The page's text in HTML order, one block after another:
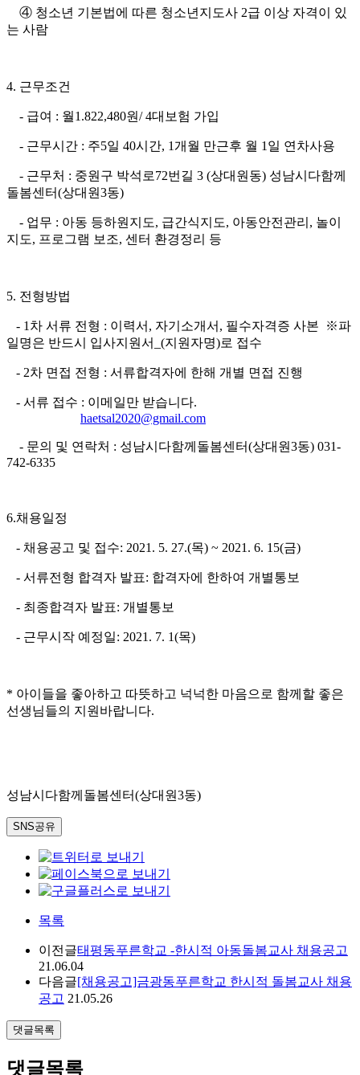
④ 청소년 기본법에 따른 청소년지도사 2급 이상 자격이 있
는 사람
4. 근무조건
- 급여 : 월1.822,480원/ 4대보험 가입
- 근무시간 : 주5일 40시간, 1개월 만근후 월 1일 연차사용
- 근무처 : 중원구 박석로72번길 3 (상대원동) 성남시다함께
돌봄센터(상대원3동)
- 업무 : 아동 등하원지도, 급간식지도, 아동안전관리, 놀이
지도, 프로그램 보조, 센터 환경정리 등
5. 전형방법
- 1차 서류 전형 : 이력서, 자기소개서, 필수자격증 사본 ※파
일명은 반드시 입사지원서_(지원자명)로 접수
- 2차 면접 전형 : 서류합격자에 한해 개별 면접 진행
- 서류 접수 : 이메일만 받습니다.
haetsal2020@gmail.com
- 문의 및 연락처 : 성남시다함께돌봄센터(상대원3동) 031-
742-6335
6.채용일정
- 채용공고 및 접수: 2021. 5. 27.(목) ~ 2021. 6. 15(금)
- 서류전형 합격자 발표: 합격자에 한하여 개별통보
- 최종합격자 발표: 개별통보
- 근무시작 예정일: 2021. 7. 1(목)
* 아이들을 좋아하고 따뜻하고 넉넉한 마음으로 함께할 좋은
선생님들의 지원바랍니다.
성남시다함께돌봄센터(상대원3동)
SNS공유
목록
이전글태평동푸른학교 -한시적 아동돌봄교사 채용공고
21.06.04
다음글[채용공고]금광동푸른학교 한시적 돌봄교사 채용
공고 21.05.26
댓글목록
댓글목록